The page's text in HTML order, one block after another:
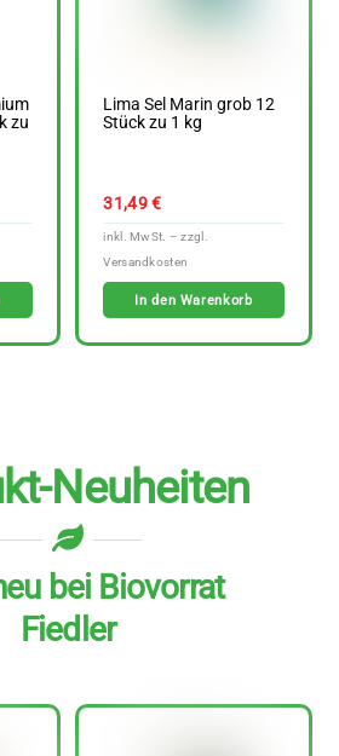
zu
Lima Sel Marin grob 12
Stück zu 1 kg
31,49€
In den Warenkorb
Neuheiten
bei Biovorrat
Fiedler